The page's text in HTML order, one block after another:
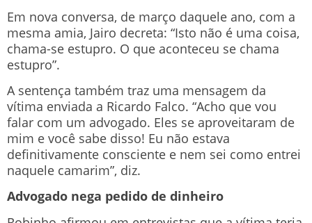
Em nova conversa, de março daquele ano, com a
mesma amia, Jairo decreta: “Isto não é uma coisa,
chama-se estupro. O que aconteceu se chama
estupro”.
A sentença também traz uma mensagem da
vítima enviada a Ricardo Falco. “Acho que vou
falar com um advogado. Eles se aproveitaram de
mim e você sabe disso! Eu não estava
definitivamente consciente e nem sei como entrei
naquele camarim”, diz.
Advogado nega pedido de dinheiro